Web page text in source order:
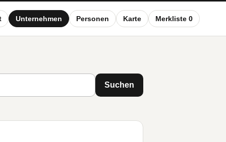
Unternehmen Personen Karte Merkliste 0
Suchen